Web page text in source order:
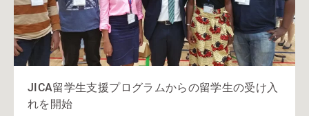
JICA留学生支援プログラムからの留学生の受け入
れを開始